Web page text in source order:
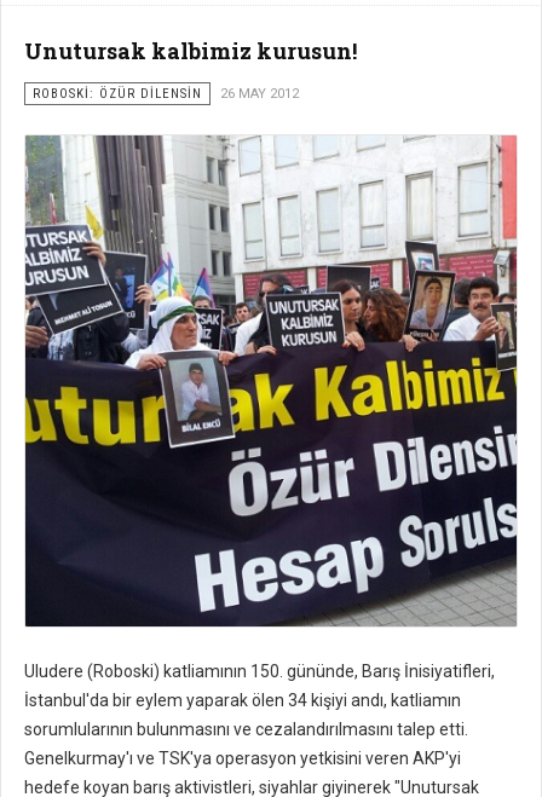
Unutursak kalbimiz kurusun!
ROBOSKİ: ÖZÜR DİLENSİN 26 MAY 2012
Uludere (Roboski) katliamının 150. gününde, Barış İnisiyatifleri,
İstanbul'da bir eylem yaparak ölen 34 kişiyi andı, katliamın
sorumlularının bulunmasını ve cezalandırılmasını talep etti.
Genelkurmay'ı ve TSK'ya operasyon yetkisini veren AKP'yi
hedefe koyan barış aktivistleri, siyahlar giyinerek "Unutursak